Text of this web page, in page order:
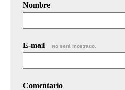
Nombre
E-mail No será mostrado.
Comentario